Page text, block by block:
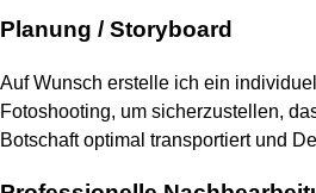
Planung / Storyboard
Auf Wunsch erstelle ich ein
Fotoshooting, um sicherzustellen,
Botschaft optimal transportiert und